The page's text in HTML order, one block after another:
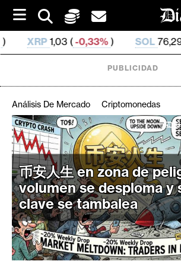
i
p
t
o
) SOL76,29 (1,17% TRX
C
r
i
p
t
o
M
e
r
PUBLICIDAD
Análisis De Mercado Criptomonedas
币安人生 en zona de
volumen se desploma y
clave se tambalea